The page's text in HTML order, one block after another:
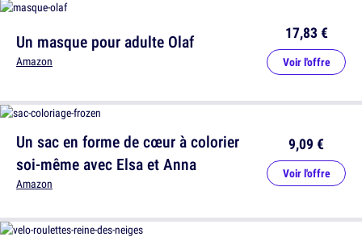
Un masque pour adulte Olaf
Amazon
17,83 €
Voir l'offre
Un sac en forme de cœur à colorier
soi-même avec Elsa et Anna
Amazon
9,09 €
Voir l'offre